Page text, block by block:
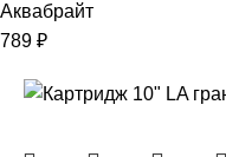
Аквабрайт
789 ₽